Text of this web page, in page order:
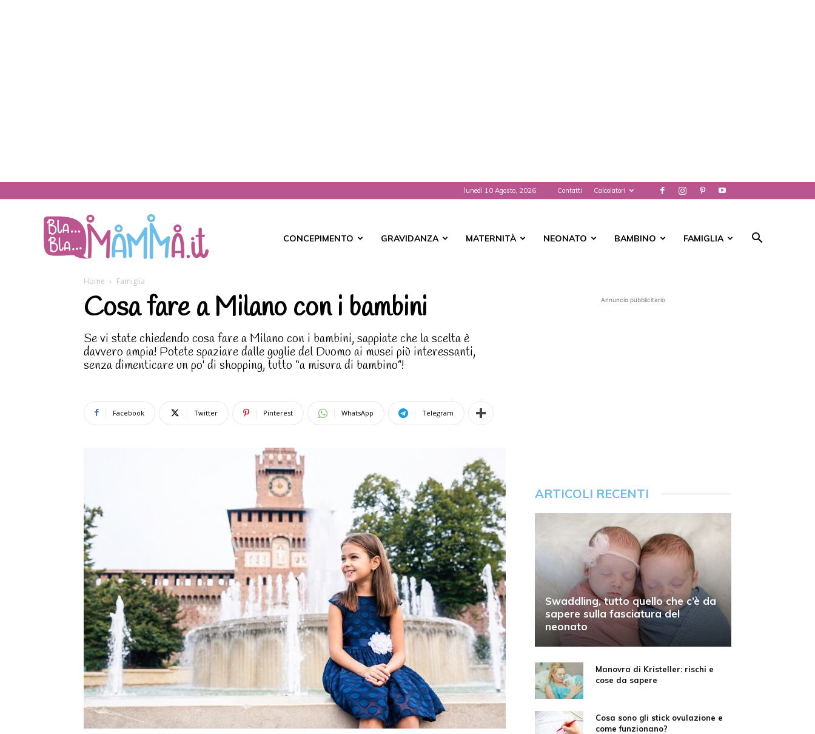
lunedì 10 Agosto, 2026 Contatti Calcolatori
CONCEPIMENTO GRAVIDANZA MATERNITÀ NEONATO BAMBINO FAMIGLIA
Home Famiglia
Cosa fare a Milano con i bambini
Se vi state chiedendo cosa fare a Milano con i bambini, sappiate che la scelta è
davvero ampia! Potete spaziare dalle guglie del Duomo ai musei più interessanti,
senza dimenticare un po' di shopping, tutto “a misura di bambino”!
Facebook Twitter Pinterest WhatsApp Telegram
Annuncio pubblicitario
ARTICOLI RECENTI
Swaddling, tutto quello che c’è da
sapere sulla fasciatura del
neonato
Manovra di Kristeller: rischi e
cose da sapere
Cosa sono gli stick ovulazione e
come funzionano?